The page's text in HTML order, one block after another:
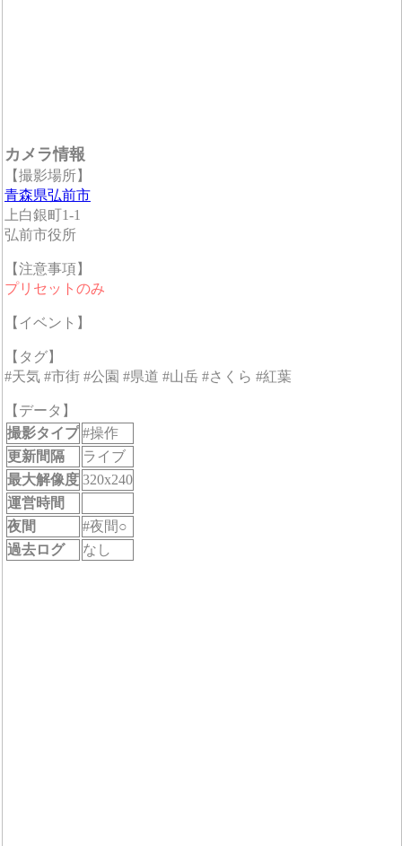
カメラ情報
【撮影場所】
青森県弘前市
上白銀町1-1
弘前市役所
【注意事項】
プリセットのみ
【イベント】
【タグ】
#天気 #市街 #公園 #県道 #山岳 #さくら #紅葉
【データ】
撮影タイプ #操作
更新間隔
ライブ
最大解像度 320x240
運営時間
夜間
#夜間○
過去ログ
なし